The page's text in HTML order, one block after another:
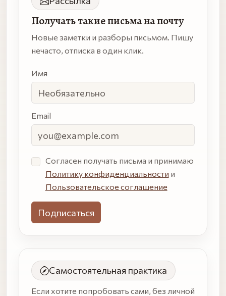
Получать такие письма на почту
Новые заметки и разборы письмом. Пишу
нечасто, отписка в один клик.
Имя
Email
Согласен получать письма и принимаю
Политику конфиденциальности и
Пользовательское соглашение
Самостоятельная практика
Если хотите попробовать сами, без личной